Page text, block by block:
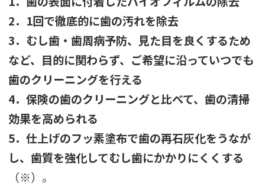
2．1回で徹底的に歯の汚れを除去
3．むし歯・歯周病予防、見た目を良くするため
など、目的に関わらず、ご希望に沿っていつでも
歯のクリーニングを行える
4．保険の歯のクリーニングと比べて、歯の清掃
効果を高められる
5．仕上げのフッ素塗布で歯の再石灰化をうなが
し、歯質を強化してむし歯にかかりにくくする
（※）。